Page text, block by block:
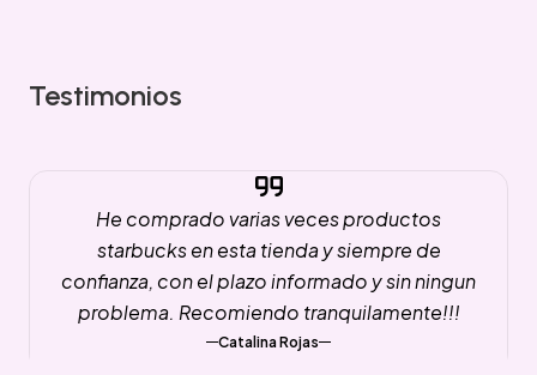
Testimonios
He comprado varias veces productos
starbucks en esta tienda y siempre de
confianza, con el plazo informado y sin ningun
problema. Recomiendo tranquilamente!!!
Catalina Rojas